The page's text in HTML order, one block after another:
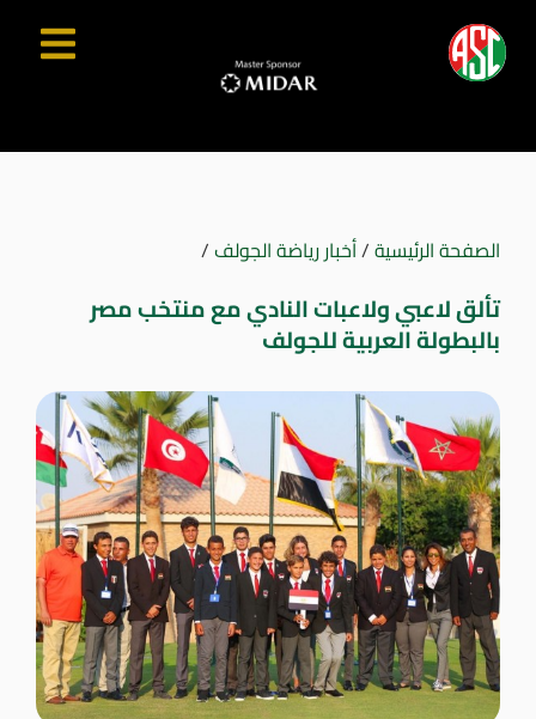
الصفحة الرئيسية/أخبار رياضة الجولف/
تألق لاعبي ولاعبات النادي مع منتخب مصر
بالبطولة العربية للجولف